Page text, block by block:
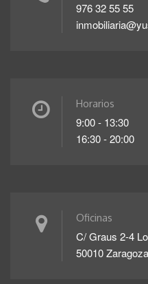
976 32 55 55
Horarios
9:00 - 13:30
16:30 - 20:00
Oficinas
C/ Graus 2-4
50010 Zaragoza